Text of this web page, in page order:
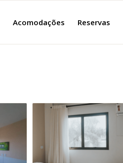
Acomodações Reservas